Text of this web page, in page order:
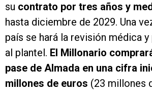
su contrato por tres años y
hasta diciembre de 2029. Una
país se hará la revisión médica
al plantel. El Millonario
pase de Almada en una cifra
millones de euros (23 millones